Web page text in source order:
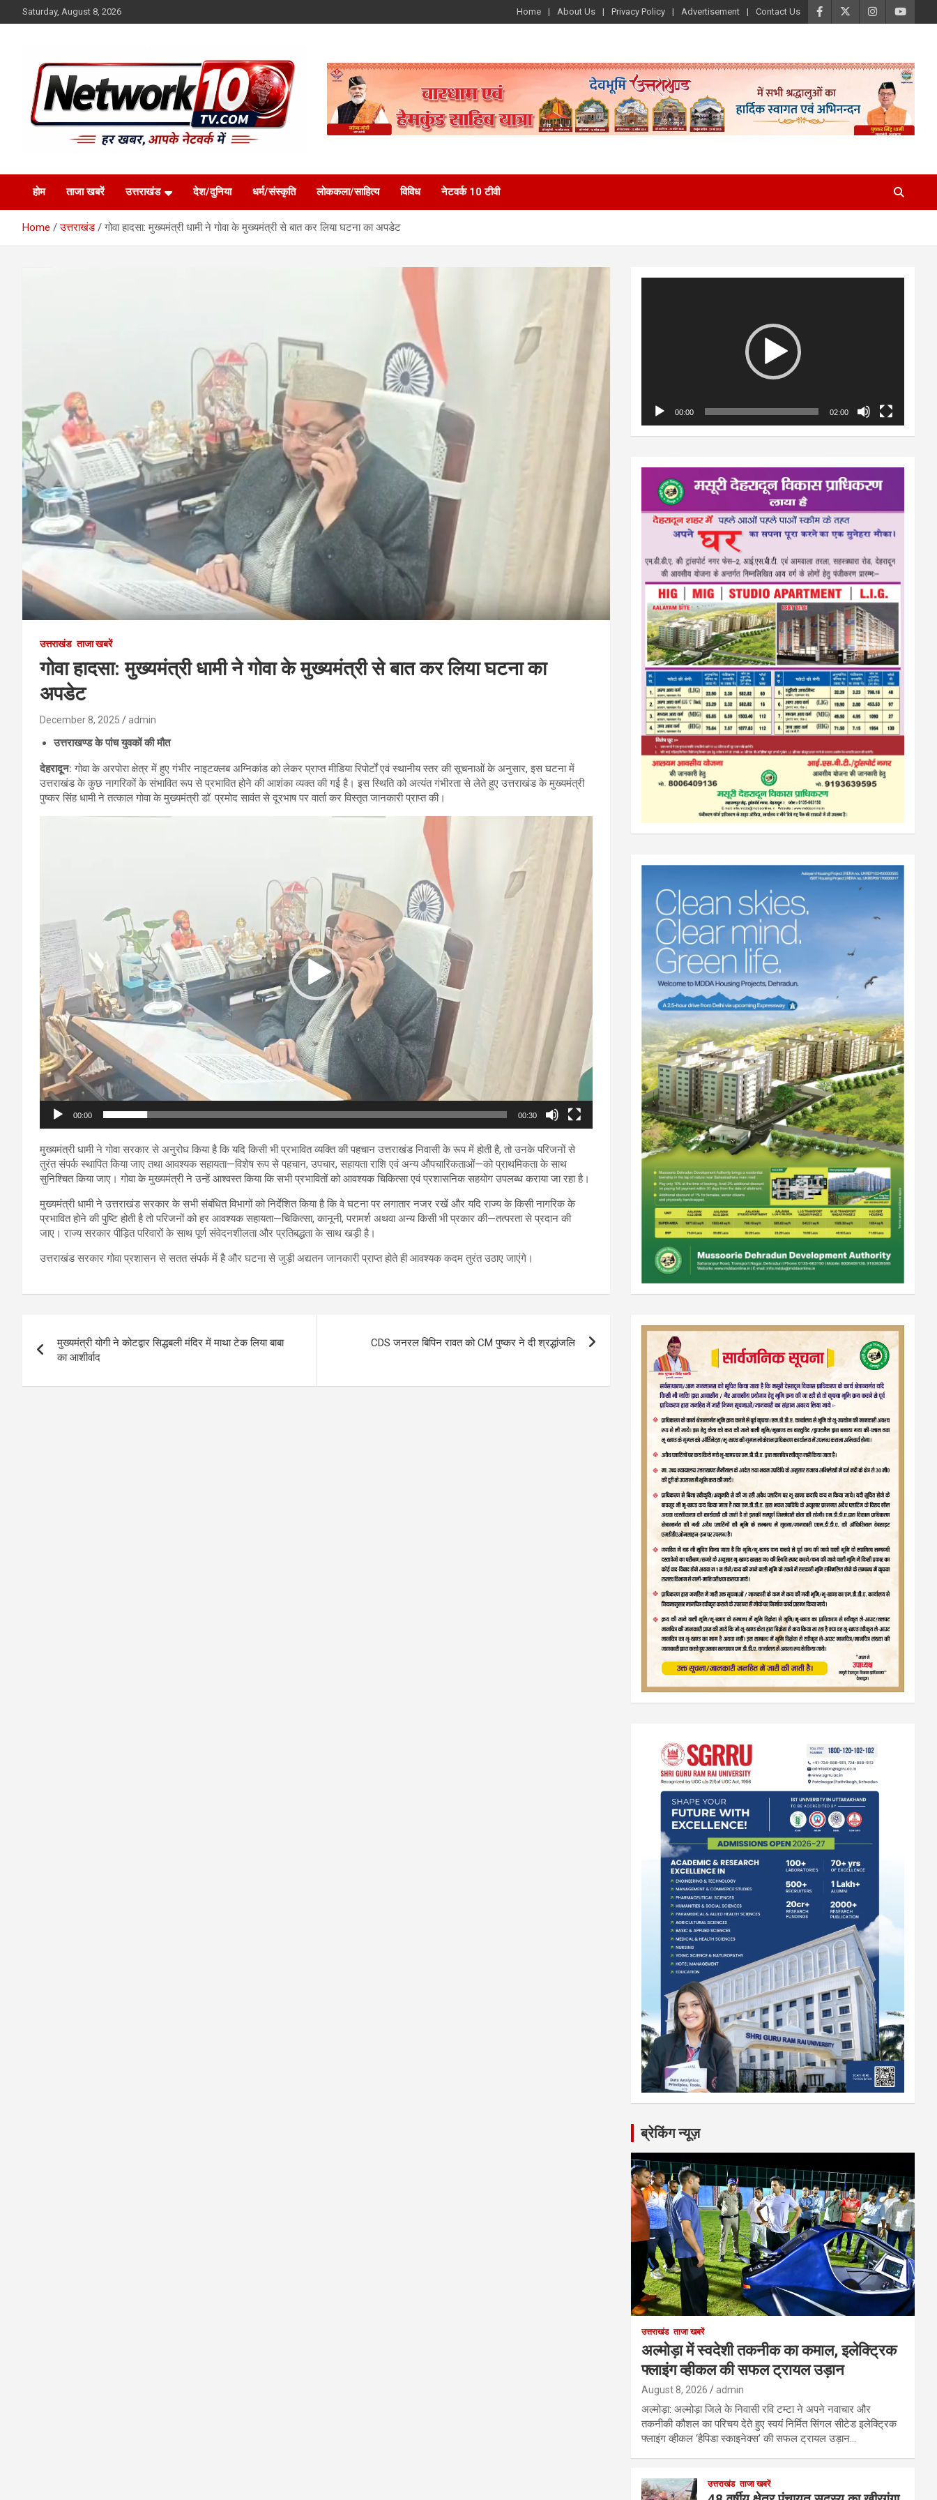
to
Saturday, August 8, 2026 Home About Us Privacy Policy Advertisement Contact Us
Network10tv
होम ताजा खबरें उत्तराखंड देश/दुनिया धर्म/संस्कृति लोककला/साहित्य विविध नेटवर्क 10 टीवी
Home उत्तराखंड गोवा हादसा: मुख्यमंत्री धामी ने गोवा के मुख्यमंत्री से बात कर लिया घटना का अपडेट
उत्तराखंड ताजा खबरें
गोवा हादसा: मुख्यमंत्री धामी ने गोवा के मुख्यमंत्री से बात कर लिया घटना का
अपडेट
December 8, 2025 admin
उत्तराखण्ड के पांच युवकों की मौत
देहरादून: गोवा के अरपोरा क्षेत्र में हुए गंभीर नाइटक्लब अग्निकांड को लेकर प्राप्त मीडिया रिपोर्टों एवं स्थानीय स्तर की सूचनाओं के अनुसार, इस घटना में
उत्तराखंड के कुछ नागरिकों के संभावित रूप से प्रभावित होने की आशंका व्यक्त की गई है। इस स्थिति को अत्यंत गंभीरता से लेते हुए उत्तराखंड के मुख्यमंत्री
पुष्कर सिंह धामी ने तत्काल गोवा के मुख्यमंत्री डॉ. प्रमोद सावंत से दूरभाष पर वार्ता कर विस्तृत जानकारी प्राप्त की।
00:00 00:30
मुख्यमंत्री धामी ने गोवा सरकार से अनुरोध किया है कि यदि किसी भी प्रभावित व्यक्ति की पहचान उत्तराखंड निवासी के रूप में होती है, तो उनके परिजनों से
तुरंत संपर्क स्थापित किया जाए तथा आवश्यक सहायता—विशेष रूप से पहचान, उपचार, सहायता राशि एवं अन्य औपचारिकताओं—को प्राथमिकता के साथ
सुनिश्चित किया जाए। गोवा के मुख्यमंत्री ने उन्हें आश्वस्त किया कि सभी प्रभावितों को आवश्यक चिकित्सा एवं प्रशासनिक सहयोग उपलब्ध कराया जा रहा है।
मुख्यमंत्री धामी ने उत्तराखंड सरकार के सभी संबंधित विभागों को निर्देशित किया है कि वे घटना पर लगातार नजर रखें और यदि राज्य के किसी नागरिक के
प्रभावित होने की पुष्टि होती है तो परिजनों को हर आवश्यक सहायता—चिकित्सा, कानूनी, परामर्श अथवा अन्य किसी भी प्रकार की—तत्परता से प्रदान की
जाए। राज्य सरकार पीड़ित परिवारों के साथ पूर्ण संवेदनशीलता और प्रतिबद्धता के साथ खड़ी है।
उत्तराखंड सरकार गोवा प्रशासन से सतत संपर्क में है और घटना से जुड़ी अद्यतन जानकारी प्राप्त होते ही आवश्यक कदम तुरंत उठाए जाएंगे।
navigation
मुख्यमंत्री योगी ने कोटद्वार सिद्धबली मंदिर में माथा टेक लिया बाबा
का आशीर्वाद
CDS जनरल बिपिन रावत को CM पुष्कर ने दी श्रद्धांजलि
00:00 02:00
ब्रेकिंग न्यूज़
उत्तराखंड ताजा खबरें
अल्मोड़ा में स्वदेशी तकनीक का कमाल, इलेक्ट्रिक
फ्लाइंग व्हीकल की सफल ट्रायल उड़ान
August 8, 2026 admin
अल्मोड़ा: अल्मोड़ा जिले के निवासी रवि टम्टा ने अपने नवाचार और
तकनीकी कौशल का परिचय देते हुए स्वयं निर्मित सिंगल सीटेड इलेक्ट्रिक
फ्लाइंग व्हीकल ‘हैपिडा स्काइनेक्स’ की सफल ट्रायल उड़ान…
उत्तराखंड ताजा खबरें